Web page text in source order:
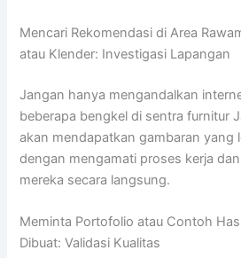
Mencari Rekomendasi di Area
atau Klender: Investigasi Lapangan
Jangan hanya mengandalkan
beberapa bengkel di sentra furnitur
akan mendapatkan gambaran yang
dengan mengamati proses kerja
mereka secara langsung.
Meminta Portofolio atau Contoh
Dibuat: Validasi Kualitas